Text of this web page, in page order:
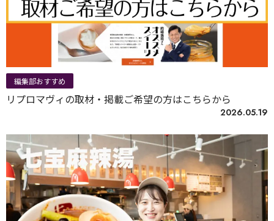
編集部おすすめ
リプロマヴィの取材・掲載ご希望の方はこちらから
2026.05.19